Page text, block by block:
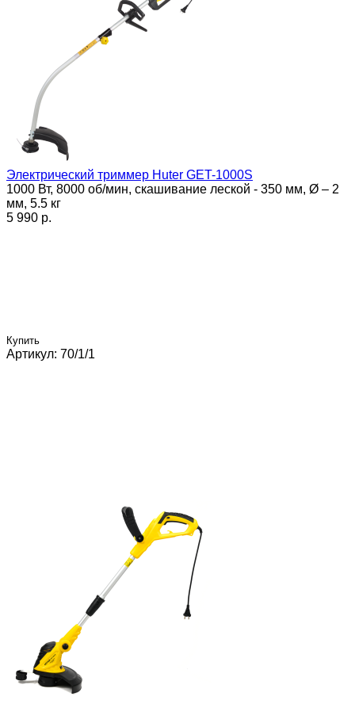
Электрический триммер Huter GET-1000S
1000 Вт, 8000 об/мин, скашивание леской - 350 мм, Ø – 2
мм, 5.5 кг
5 990 p.
Купить
Артикул: 70/1/1